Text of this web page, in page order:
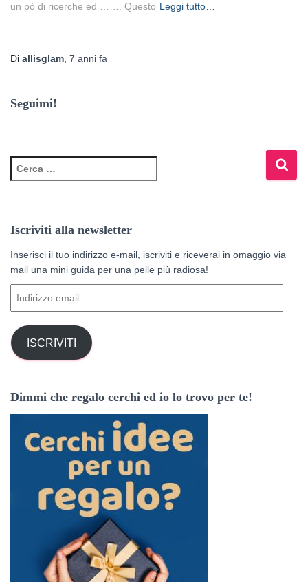
un pò di ricerche ed ……. Questo Leggi tutto…
Di allisglam, 7 anni fa
Seguimi!
i
r
a
p
e
:
Iscriviti alla newsletter
Inserisci il tuo indirizzo e-mail, iscriviti e riceverai in omaggio via
mail una mini guida per una pelle più radiosa!
i
r
z
o
ISCRIVITI
Dimmi che regalo cerchi ed io lo trovo per te!